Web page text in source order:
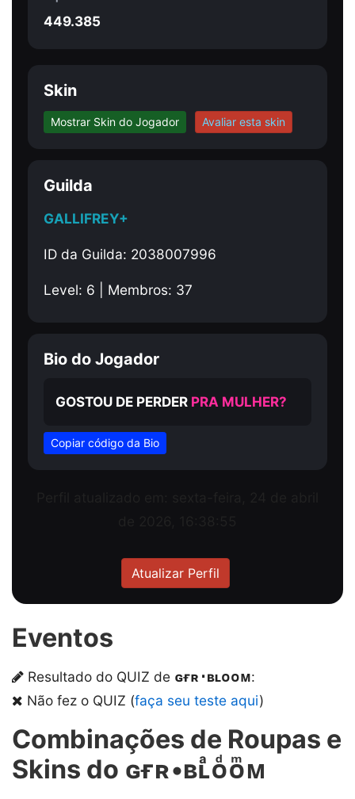
449.385
Skin
Mostrar Skin do Jogador Avaliar esta skin
Guilda
GALLIFREY+
ID da Guilda: 2038007996
Level: 6 | Membros: 37
Bio do Jogador
GOSTOU DE PERDER PRA MULHER?
Copiar código da Bio
Atualizar Perfil
Eventos
Resultado do QUIZ de ɢғʀ･ʙʟᴏᴏᴍ:
Não fez o QUIZ (faça seu teste aqui)
Combinações de Roupas e
Skins do ɢғʀ•ʙʟͣᴏͩᴏͫᴍ